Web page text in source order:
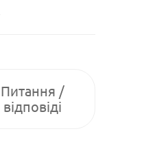
Питання /
відповіді